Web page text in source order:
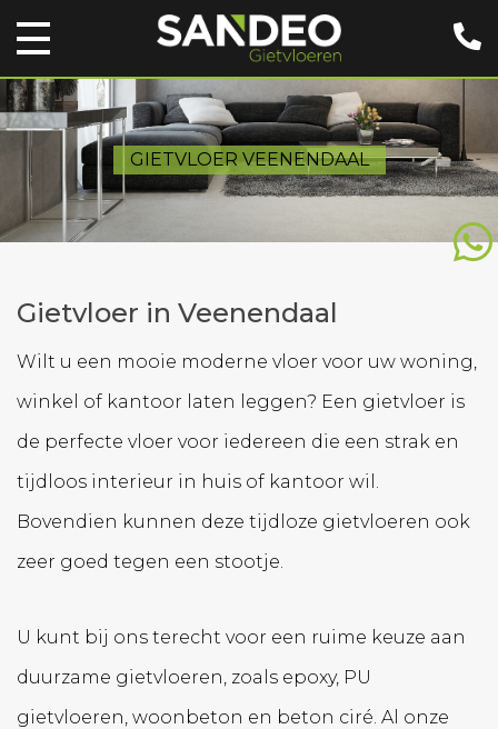
GIETVLOER VEENENDAAL
Gietvloer in Veenendaal
Wilt u een mooie moderne vloer voor uw woning,
winkel of kantoor laten leggen? Een gietvloer is
de perfecte vloer voor iedereen die een strak en
tijdloos interieur in huis of kantoor wil.
Bovendien kunnen deze tijdloze gietvloeren ook
zeer goed tegen een stootje.
U kunt bij ons terecht voor een ruime keuze aan
duurzame gietvloeren, zoals epoxy, PU
gietvloeren, woonbeton en beton ciré. Al onze